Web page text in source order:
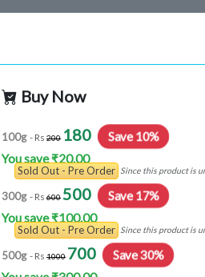
Buy Now
100g - Rs 200 180 Save 10%
You save ₹20.00
Sold Out - Pre Order Since this product is
300g - Rs 600500 Save 17%
You save ₹100.00
Sold Out - Pre Order Since this product is
500g - Rs 1000 700 Save 30%